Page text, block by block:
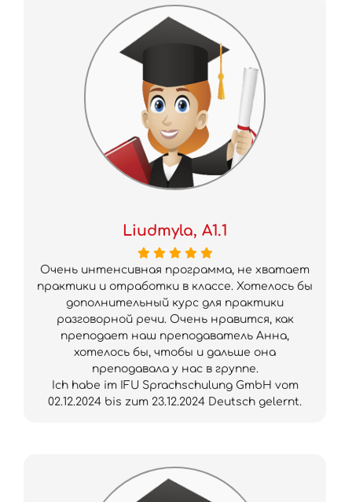
Liudmyla, A1.1
Очень интенсивная программа, не хватает
практики и отработки в классе. Хотелось бы
дополнительный курс для практики
разговорной речи. Очень нравится, как
преподает наш преподаватель Анна,
хотелось бы, чтобы и дальше она
преподавала у нас в группе.
Ich habe im IFU Sprachschulung GmbH vom
02.12.2024 bis zum 23.12.2024 Deutsch gelernt.